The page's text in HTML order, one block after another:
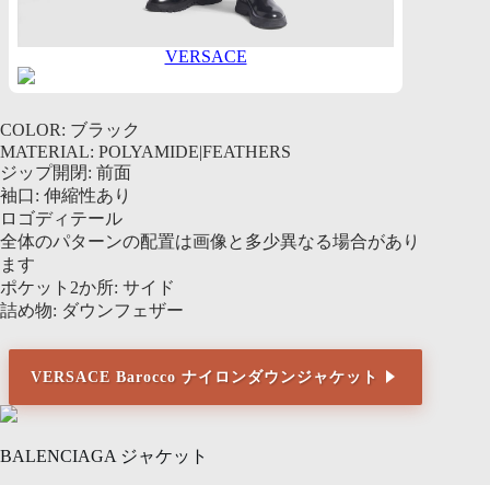
VERSACE
COLOR: ブラック
MATERIAL: POLYAMIDE|FEATHERS
ジップ開閉: 前面
袖口: 伸縮性あり
ロゴディテール
全体のパターンの配置は画像と多少異なる場合があり
ます
ポケット2か所: サイド
詰め物: ダウンフェザー
VERSACE Barocco ナイロンダウンジャケット
BALENCIAGA ジャケット